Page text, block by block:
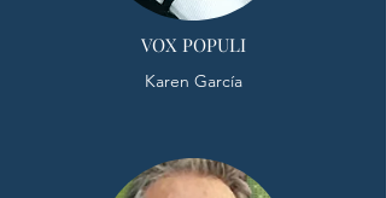
VOX POPULI
Karen García